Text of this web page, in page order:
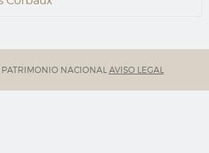
NACIONAL AVISO LEGAL